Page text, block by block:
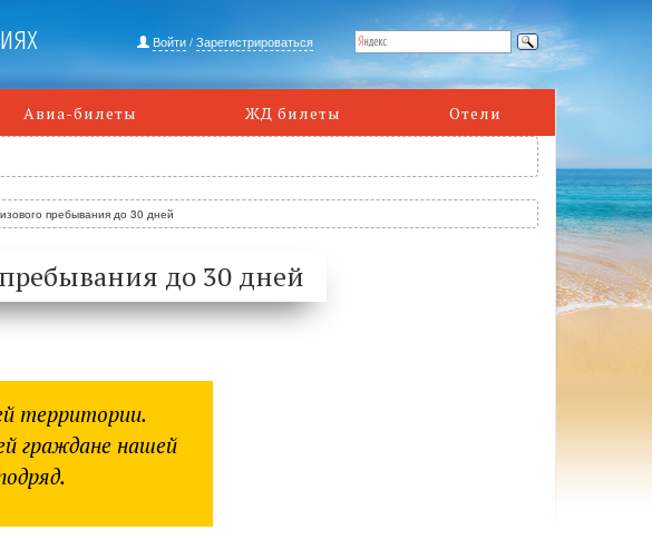
Войти/Зарегистрироваться
Авиа-билеты ЖД билеты Отели
пребывания до 30 дней
до 30 дней
территории.
граждане нашей